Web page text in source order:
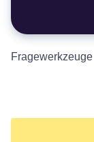
Fragewerkzeuge